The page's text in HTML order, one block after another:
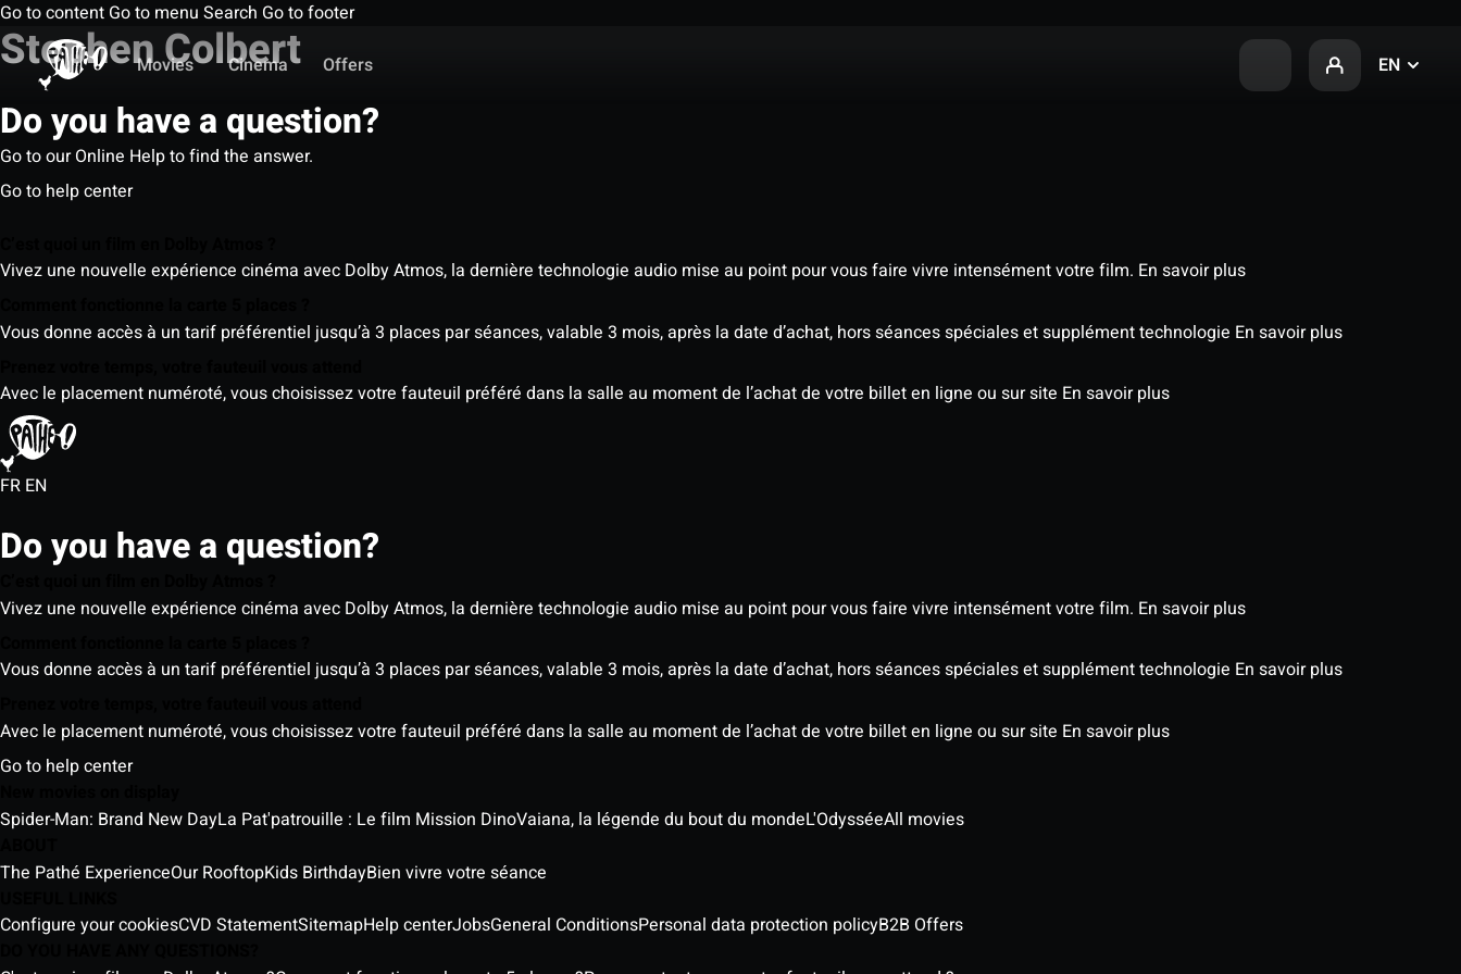
Go to content Go to menu Search Go to footer
Movies
Cinema Offers EN
Stephen Colbert
Do you have a question?
Go to our Online Help to find the answer.
Go to help center
Vivez une nouvelle expérience cinéma avec Dolby Atmos, la dernière technologie audio mise au point pour vous faire vivre intensément votre film. En savoir plus
Vous donne accès à un tarif préférentiel jusqu’à 3 places par séances, valable 3 mois, après la date d’achat, hors séances spéciales et supplément technologie En savoir plus
Avec le placement numéroté, vous choisissez votre fauteuil préféré dans la salle au moment de l’achat de votre billet en ligne ou sur site En savoir plus
FR EN
Do you have a question?
Vivez une nouvelle expérience cinéma avec Dolby Atmos, la dernière technologie audio mise au point pour vous faire vivre intensément votre film. En savoir plus
Vous donne accès à un tarif préférentiel jusqu’à 3 places par séances, valable 3 mois, après la date d’achat, hors séances spéciales et supplément technologie En savoir plus
Avec le placement numéroté, vous choisissez votre fauteuil préféré dans la salle au moment de l’achat de votre billet en ligne ou sur site En savoir plus
Go to help center
Spider-Man: Brand New DayLa Pat'patrouille : Le film Mission DinoVaiana, la légende du bout du mondeL'OdysséeAll movies
The Pathé ExperienceOur RooftopKids BirthdayBien vivre votre séance
Configure your cookiesCVD StatementSitemapHelp centerJobsGeneral ConditionsPersonal data protection policyB2B Offers